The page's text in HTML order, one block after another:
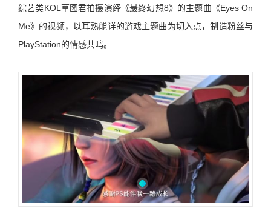
综艺类KOL 草图君拍摄演绎《最终幻想8》的主题曲《Eyes On
Me》的视频，以耳熟能详的游戏主题曲为切入点，制造粉丝与
PlayStation的情感共鸣。